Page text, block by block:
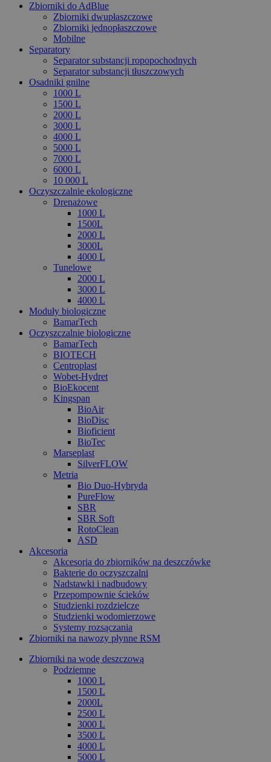
Zbiorniki do AdBlue
Zbiorniki dwupłaszczowe
Zbiorniki jednopłaszczowe
Mobilne
Separatory
Separator substancji ropopochodnych
Separator substancji tłuszczowych
Osadniki gnilne
1000 L
1500 L
2000 L
3000 L
4000 L
5000 L
7000 L
6000 L
10 000 L
Oczyszczalnie ekologiczne
Drenażowe
1000 L
1500L
2000 L
3000L
4000 L
Tunelowe
2000 L
3000 L
4000 L
Moduły biologiczne
BamarTech
Oczyszczalnie biologiczne
BamarTech
BIOTECH
Centroplast
Wobet-Hydret
BioEkocent
Kingspan
BioAir
BioDisc
Bioficient
BioTec
Marseplast
SilverFLOW
Metria
Bio Duo-Hybryda
PureFlow
SBR
SBR Soft
RotoClean
ASD
Akcesoria
Akcesoria do zbiorników na deszczówke
Bakterie do oczyszczalni
Nadstawki i nadbudowy
Przepompownie ścieków
Studzienki rozdzielcze
Studzienki wodomierzowe
Systemy rozsączania
Zbiorniki na nawozy płynne RSM
Zbiorniki na wodę deszczową
Podziemne
1000 L
1500 L
2000L
2500 L
3000 L
3500 L
4000 L
5000 L